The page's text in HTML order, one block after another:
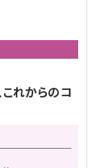
れからのコ